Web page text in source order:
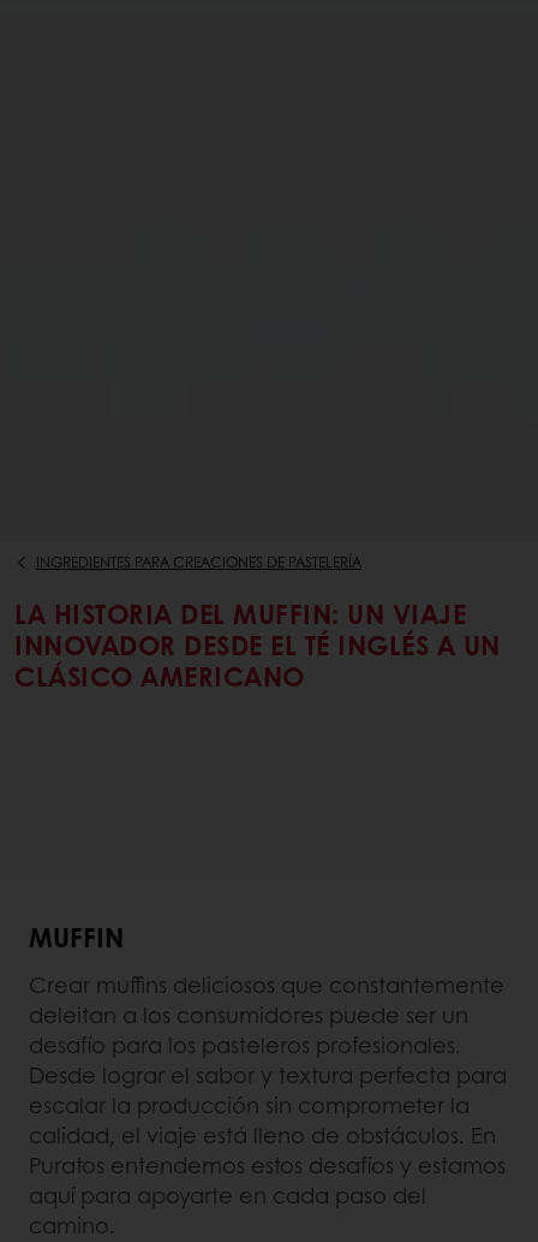
INGREDIENTES PARA CREACIONES DE PASTELERÍA
LA HISTORIA DEL MUFFIN: UN VIAJE
INNOVADOR DESDE EL TÉ INGLÉS A UN
CLÁSICO AMERICANO
MUFFIN
Crear muffins deliciosos que constantemente
deleitan a los consumidores puede ser un
desafío para los pasteleros profesionales.
Desde lograr el sabor y textura perfecta para
escalar la producción sin comprometer la
calidad, el viaje está lleno de obstáculos. En
Puratos entendemos estos desafíos y estamos
aquí para apoyarte en cada paso del
camino.